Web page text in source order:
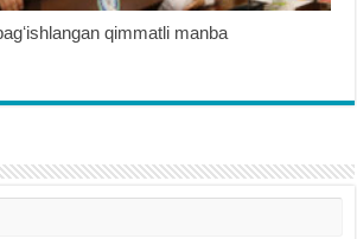
qimmatli manba